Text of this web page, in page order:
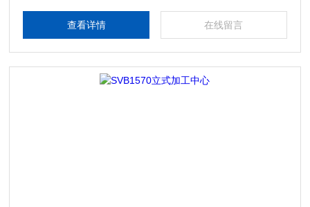
查看详情 在线留言